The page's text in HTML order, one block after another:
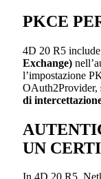
PKCE
4D 20 R5
Exchange)
l’impostazione
OAuth2Provider,
di
UN